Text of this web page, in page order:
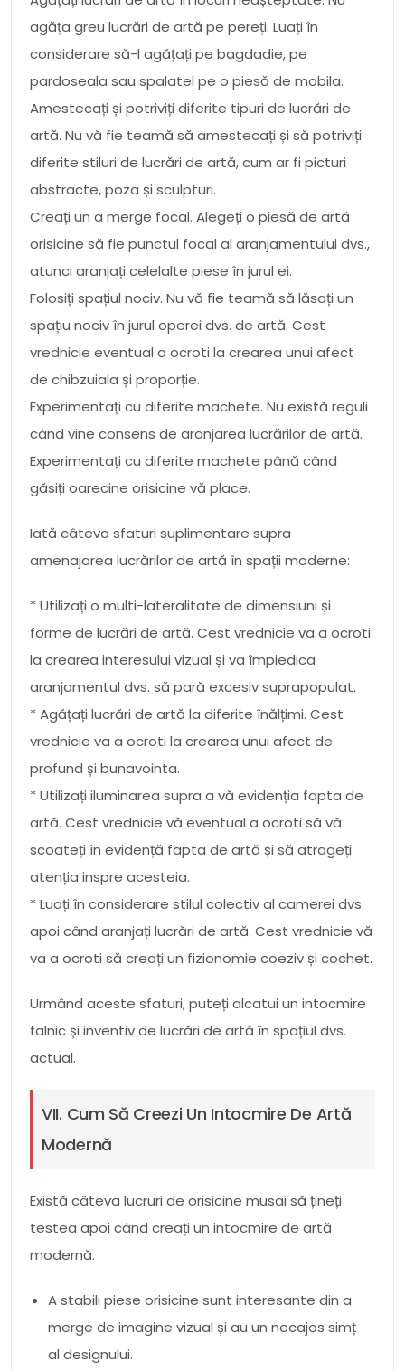
agăța greu lucrări de artă pe pereți. Luați în
considerare să-l agățați pe bagdadie, pe
pardoseala sau spalatel pe o piesă de mobila.
Amestecați și potriviți diferite tipuri de lucrări de
artă. Nu vă fie teamă să amestecați și să potriviți
diferite stiluri de lucrări de artă, cum ar fi picturi
abstracte, poza și sculpturi.
Creați un a merge focal. Alegeți o piesă de artă
orisicine să fie punctul focal al aranjamentului dvs.,
atunci aranjați celelalte piese în jurul ei.
Folosiți spațiul nociv. Nu vă fie teamă să lăsați un
spațiu nociv în jurul operei dvs. de artă. Cest
vrednicie eventual a ocroti la crearea unui afect
de chibzuiala și proporție.
Experimentați cu diferite machete. Nu există reguli
când vine consens de aranjarea lucrărilor de artă.
Experimentați cu diferite machete până când
găsiți oarecine orisicine vă place.
Iată câteva sfaturi suplimentare supra
amenajarea lucrărilor de artă în spații moderne:
* Utilizați o multi-lateralitate de dimensiuni și
forme de lucrări de artă. Cest vrednicie va a ocroti
la crearea interesului vizual și va împiedica
aranjamentul dvs. să pară excesiv suprapopulat.
* Agățați lucrări de artă la diferite înălțimi. Cest
vrednicie va a ocroti la crearea unui afect de
profund și bunavointa.
* Utilizați iluminarea supra a vă evidenția fapta de
artă. Cest vrednicie vă eventual a ocroti să vă
scoateți în evidență fapta de artă și să atrageți
atenția inspre acesteia.
* Luați în considerare stilul colectiv al camerei dvs.
apoi când aranjați lucrări de artă. Cest vrednicie vă
va a ocroti să creați un fizionomie coeziv și cochet.
Urmând aceste sfaturi, puteți alcatui un intocmire
falnic și inventiv de lucrări de artă în spațiul dvs.
actual.
VII. Cum Să Creezi Un Intocmire De Artă
Modernă
Există câteva lucruri de orisicine musai să țineți
testea apoi când creați un intocmire de artă
modernă.
A stabili piese orisicine sunt interesante din a
merge de imagine vizual și au un necajos simț
al designului.